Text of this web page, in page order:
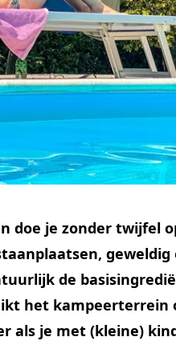
doe je zonder twijfel
geweldig
de
het kampeerterrein
als je met (kleine)